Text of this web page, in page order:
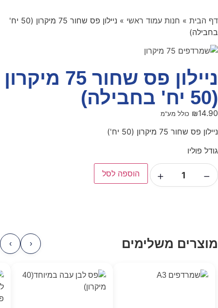
דף הבית » חנות עמוד ראשי »
ניילון פס שחור 75 מיקרון (50 יח'
בחבילה)
ניילון פס שחור 75 מיקרון
(50 יח' בחבילה)
₪14.90 כולל מע"מ
ניילון פס שחור 75 מיקרון (50 יח')
גודל פוליו
−
+ הוספה לסל
מוצרים משלימים ‹
›